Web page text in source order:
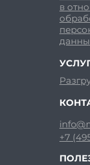
в
+7